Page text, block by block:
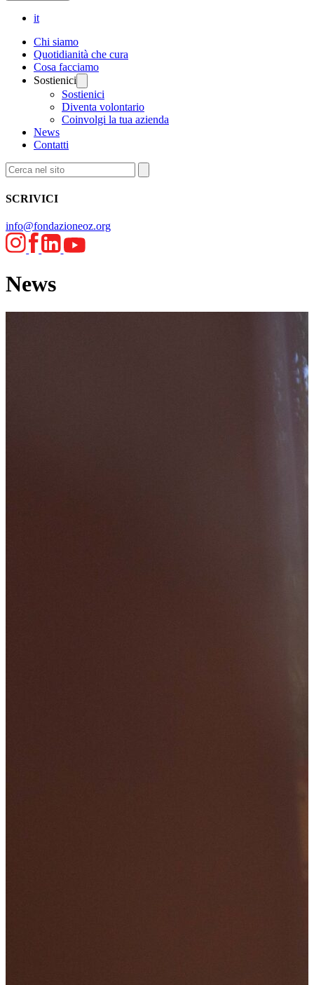
it
Chi siamo
Quotidianità che cura
Cosa facciamo
Sostienici
Sostienici
Diventa volontario
Coinvolgi la tua azienda
News
Contatti
SCRIVICI
info@fondazioneoz.org
News